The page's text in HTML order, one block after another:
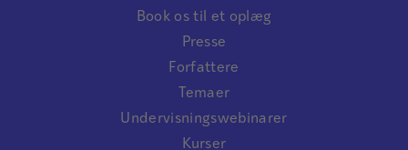
Book os til et oplæg
Presse
Forfattere
Temaer
Undervisningswebinarer
Kurser